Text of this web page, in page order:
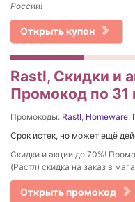
России!
Открыть купон
Rastl, Скидки и
Промокод по 31
Промокоды: Rastl, Homeware,
Срок истек, но может ещё
Скидки и акции до 70%!
(Растл) скидка на заказ в
Открыть промокод